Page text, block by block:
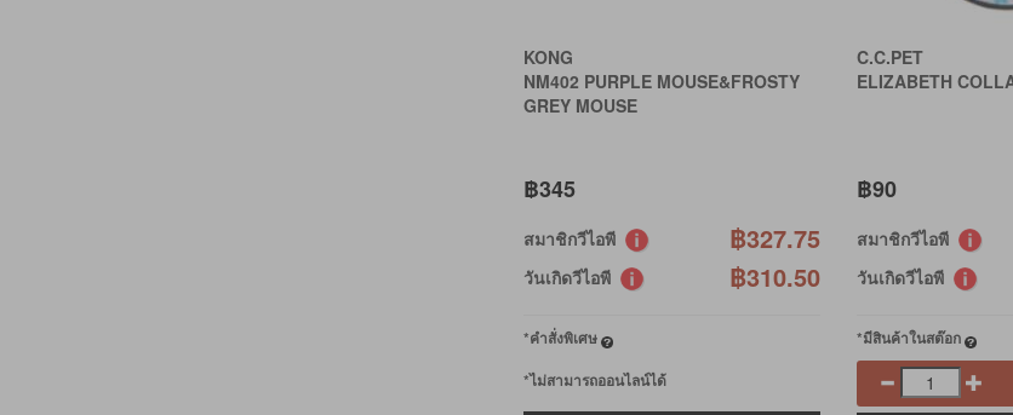
KONG
NM402 PURPLE MOUSE&FROSTY
GREY MOUSE
฿345
สมาชิกวีไอพี ฿327.75
วันเกิดวีไอพี ฿310.50
*คำสั่งพิเศษ
*ไม่สามารถออนไลน์ได้
C.C.PET
ELIZABETH
฿90
สมาชิกวีไอพี
วันเกิดวีไอพี
*มีสินค้าในสต๊อก